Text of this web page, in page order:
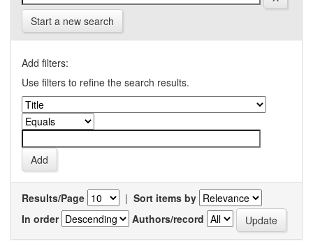
Start a new search
Add filters:
Use filters to refine the search results.
Results/Page | Sort items by
In order
Authors/record